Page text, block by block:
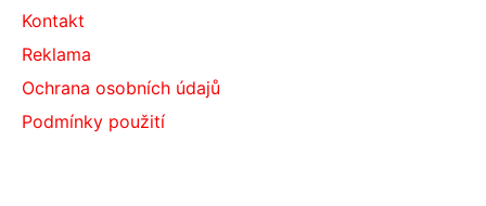
Kontakt
Reklama
Ochrana osobních údajů
Podmínky použití